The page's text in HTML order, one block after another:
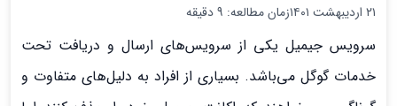
۲۱ اردیبهشت ۱۴۰۱ زمان مطالعه: 9 دقیقه
سرویس جیمیل یکی از سرویس‌های ارسال و دریافت تحت
خدمات گوگل می‌باشد. بسیاری از افراد به دلیل‌های متفاوت و